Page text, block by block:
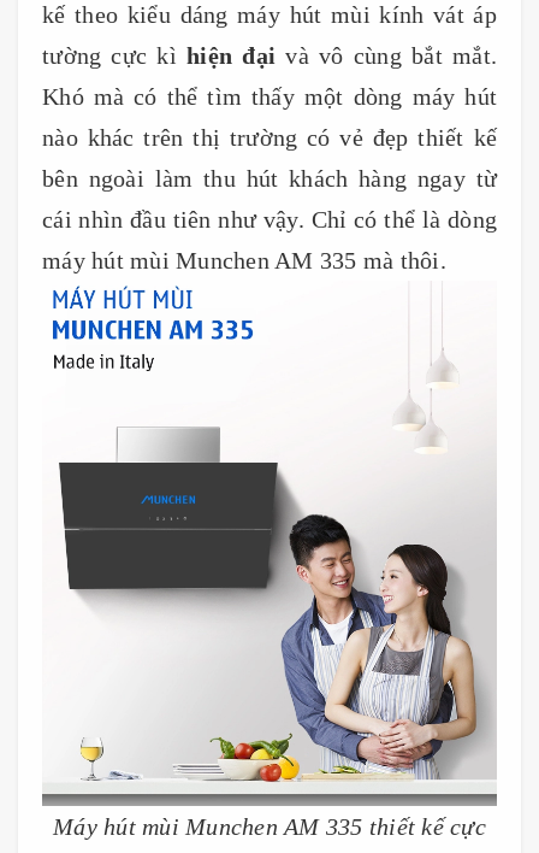
kế theo kiểu dáng máy hút mùi kính vát áp
tường cực kìhiện đạivà vô cùng bắt mắt.
Khó mà có thể tìm thấy một dòng máy hút
nào khác trên thị trường có vẻ đẹp thiết kế
bên ngoài làm thu hút khách hàng ngay từ
cái nhìn đầu tiên như vậy. Chỉ có thể là dòng
máy hút mùi Munchen AM 335 mà thôi.
Máy hút mùi Munchen AM 335 thiết kế cực